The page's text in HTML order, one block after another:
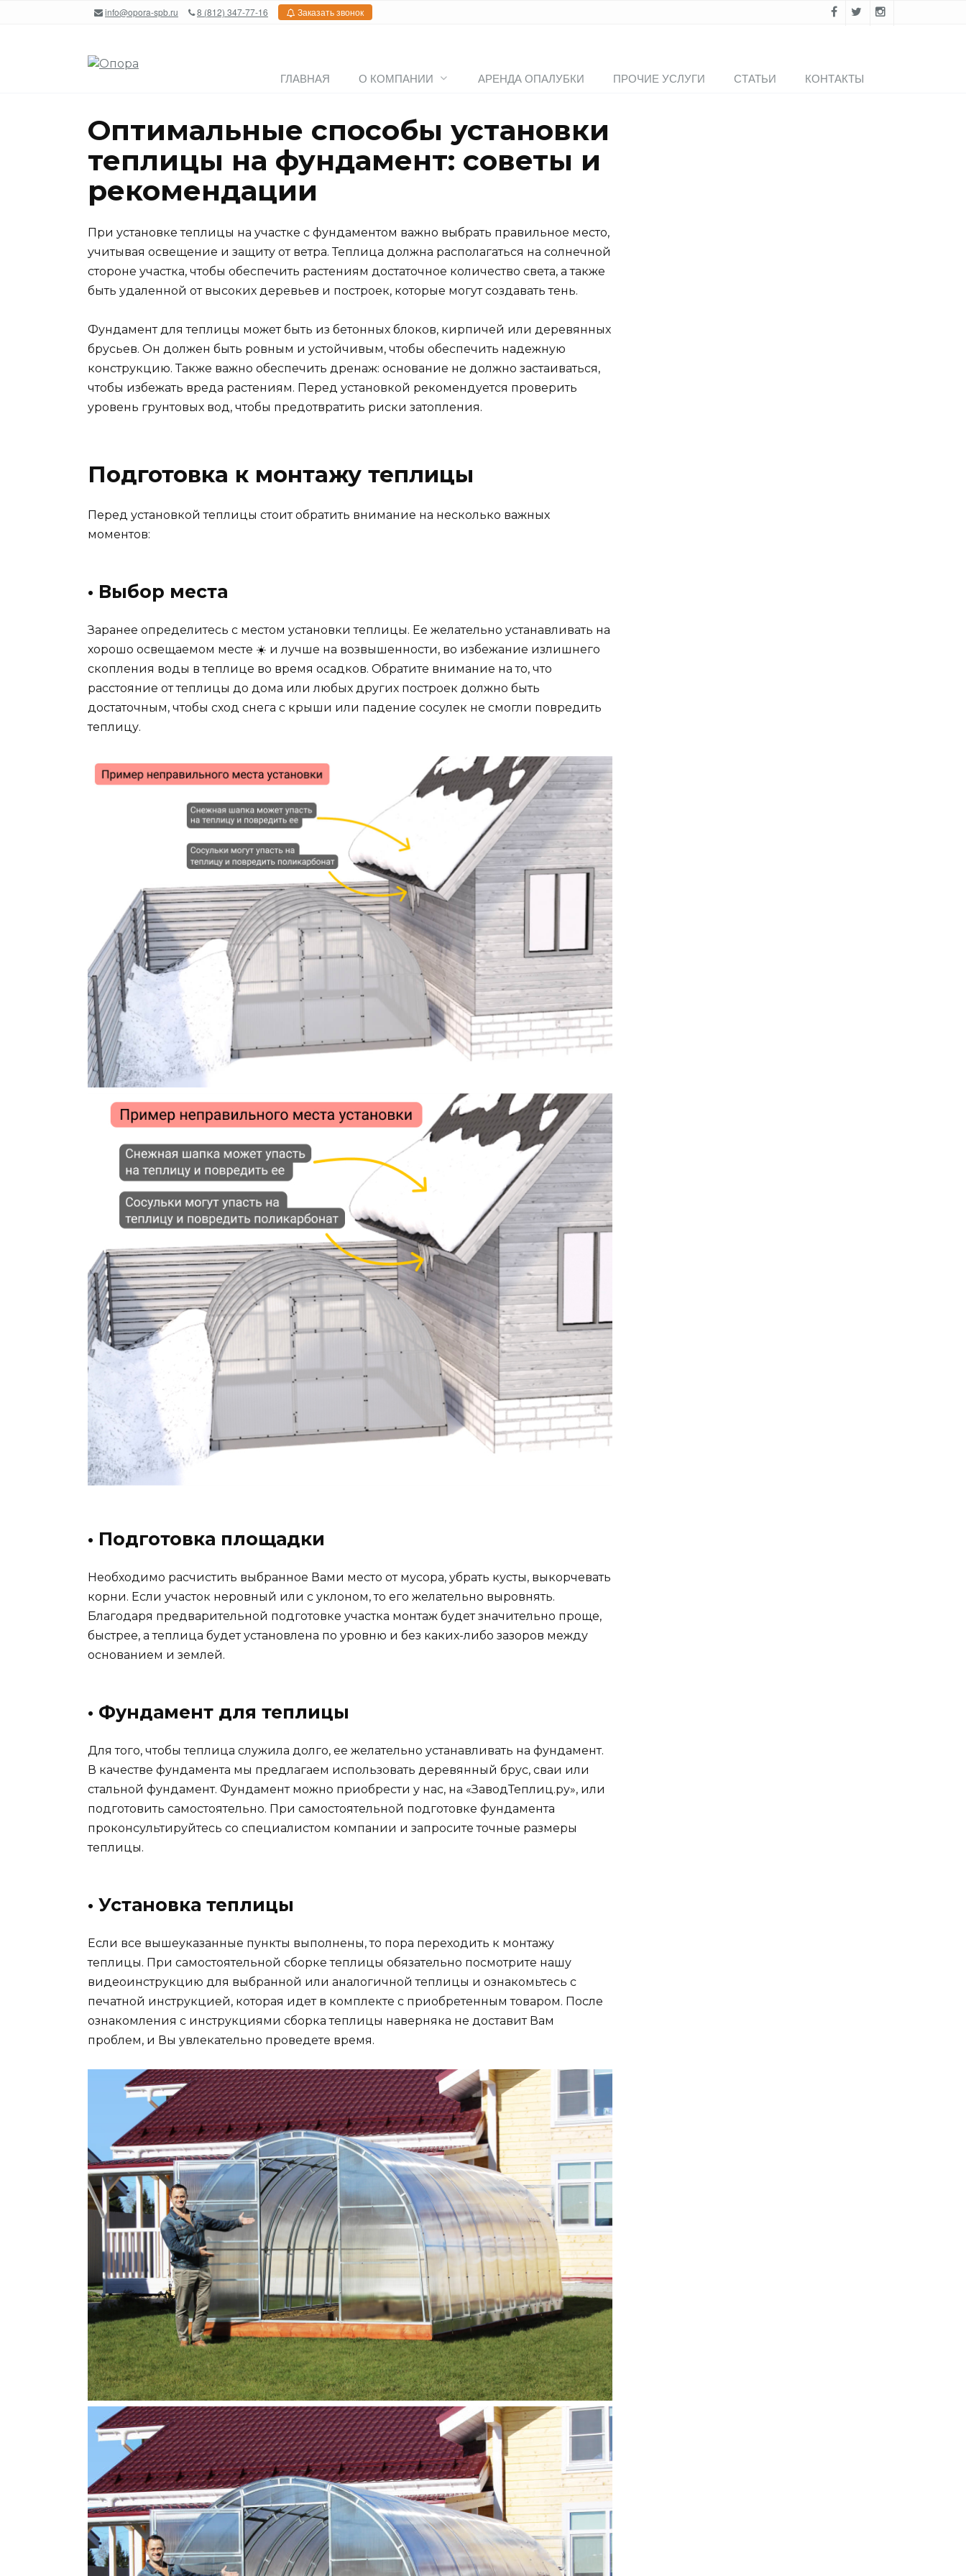
info@opora-spb.ru 8 (812) 347-77-16 Заказать звонок
ГЛАВНАЯ О КОМПАНИИ АРЕНДА ОПАЛУБКИ ПРОЧИЕ УСЛУГИ СТАТЬИ КОНТАКТЫ
Оптимальные способы установки
теплицы на фундамент: советы и
рекомендации
При установке теплицы на участке с фундаментом важно выбрать правильное место,
учитывая освещение и защиту от ветра. Теплица должна располагаться на солнечной
стороне участка, чтобы обеспечить растениям достаточное количество света, а также
быть удаленной от высоких деревьев и построек, которые могут создавать тень.
Фундамент для теплицы может быть из бетонных блоков, кирпичей или деревянных
брусьев. Он должен быть ровным и устойчивым, чтобы обеспечить надежную
конструкцию. Также важно обеспечить дренаж: основание не должно застаиваться,
чтобы избежать вреда растениям. Перед установкой рекомендуется проверить
уровень грунтовых вод, чтобы предотвратить риски затопления.
Подготовка к монтажу теплицы
Перед установкой теплицы стоит обратить внимание на несколько важных
моментов:
• Выбор места
Заранее определитесь с местом установки теплицы. Ее желательно устанавливать на
хорошо освещаемом месте ☀️ и лучше на возвышенности, во избежание излишнего
скопления воды в теплице во время осадков. Обратите внимание на то, что
расстояние от теплицы до дома или любых других построек должно быть
достаточным, чтобы сход снега с крыши или падение сосулек не смогли повредить
теплицу.
• Подготовка площадки
Необходимо расчистить выбранное Вами место от мусора, убрать кусты, выкорчевать
корни. Если участок неровный или с уклоном, то его желательно выровнять.
Благодаря предварительной подготовке участка монтаж будет значительно проще,
быстрее, а теплица будет установлена по уровню и без каких-либо зазоров между
основанием и землей.
• Фундамент для теплицы
Для того, чтобы теплица служила долго, ее желательно устанавливать на фундамент.
В качестве фундамента мы предлагаем использовать деревянный брус, сваи или
стальной фундамент. Фундамент можно приобрести у нас, на «ЗаводТеплиц.ру», или
подготовить самостоятельно. При самостоятельной подготовке фундамента
проконсультируйтесь со специалистом компании и запросите точные размеры
теплицы.
• Установка теплицы
Если все вышеуказанные пункты выполнены, то пора переходить к монтажу
теплицы. При самостоятельной сборке теплицы обязательно посмотрите нашу
видеоинструкцию для выбранной или аналогичной теплицы и ознакомьтесь с
печатной инструкцией, которая идет в комплекте с приобретенным товаром. После
ознакомления с инструкциями сборка теплицы наверняка не доставит Вам
проблем, и Вы увлекательно проведете время.